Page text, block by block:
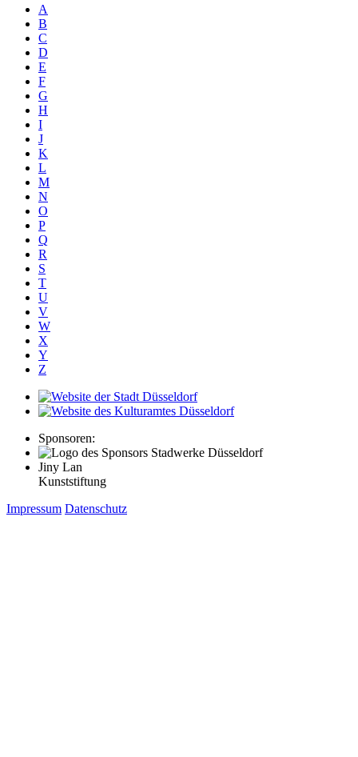
A
B
C
D
E
F
G
H
I
J
K
L
M
N
O
P
Q
R
S
T
U
V
W
X
Y
Z
Sponsoren:
Jiny Lan
Kunststiftung
Impressum Datenschutz